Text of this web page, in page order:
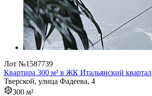
Лот №1587739
Квартира 300 м² в ЖК Итальянский квартал
Тверской, улица Фадеева, 4
300 м²